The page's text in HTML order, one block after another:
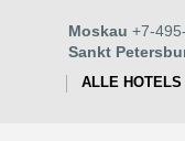
Moskau +7-
Sankt
ALLE HOTELS